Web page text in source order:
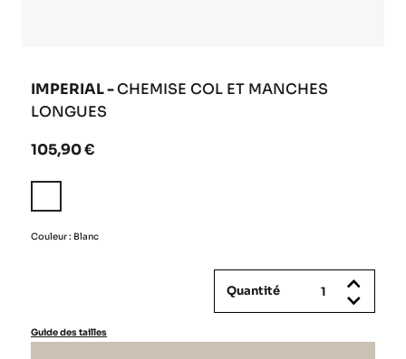
IMPERIAL -CHEMISE COL ET MANCHES
LONGUES
105,90 €
Couleur : Blanc
Quantité
Guide des tailles